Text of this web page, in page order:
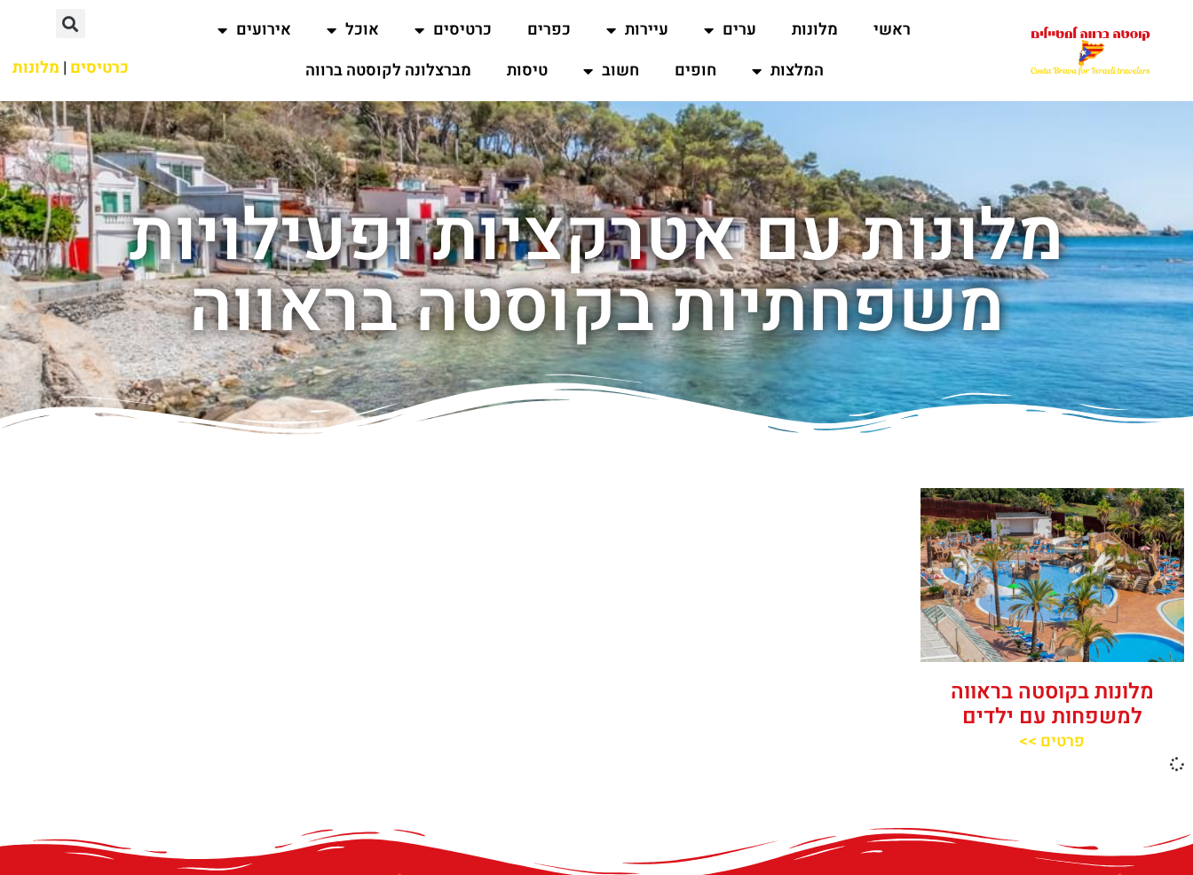
ראשי מלונות ערים עיירות כפרים כרטיסים אוכל
אירועים
המלצות
חופים חשוב טיסות מברצלונה לקוסטה ברווה כרטיסים | מלונות
מלונות עם אטרקציות ופעילויות
משפחתיות בקוסטה בראווה
מלונות בקוסטה בראווה
למשפחות עם ילדים
פרטים >>